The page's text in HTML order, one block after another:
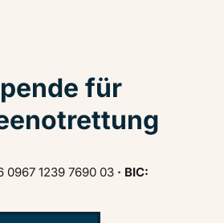
für
0967 1239 7690 03 · BIC: